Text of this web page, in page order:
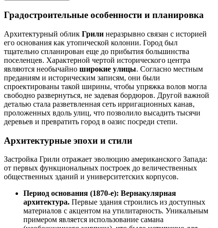
Градостроительные особенности и планировка
Архитектурный облик Грили неразрывно связан с историей
его основания как утопической колонии. Город был
тщательно спланирован еще до прибытия большинства
поселенцев. Характерной чертой исторического центра
являются необычайно широкие улицы. Согласно местным
преданиям и историческим записям, они были
спроектированы такой ширины, чтобы упряжка волов могла
свободно развернуться, не задевая бордюров. Другой важной
деталью стала разветвленная сеть ирригационных канав,
проложенных вдоль улиц, что позволило высадить тысячи
деревьев и превратить город в оазис посреди степи.
Архитектурные эпохи и стили
Застройка Грили отражает эволюцию американского Запада:
от первых функциональных построек до величественных
общественных зданий и университетских корпусов.
Период основания (1870-е): Вернакулярная
архитектура. Первые здания строились из доступных
материалов с акцентом на утилитарность. Уникальным
примером является использование самана